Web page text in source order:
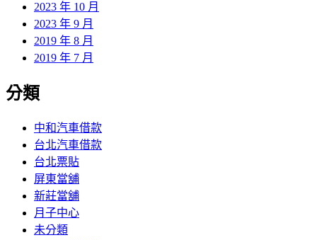
2023 年 10 月
2023 年 9 月
2019 年 8 月
2019 年 7 月
分類
中和汽車借款
台北汽車借款
台北票貼
屏東當舖
新莊當舖
月子中心
未分類